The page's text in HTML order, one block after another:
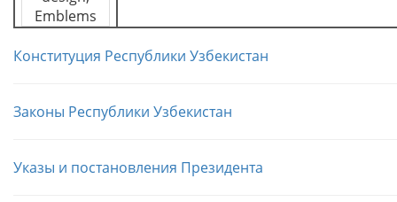
Конституция Республики Узбекистан
Законы Республики Узбекистан
Указы и постановления Президента